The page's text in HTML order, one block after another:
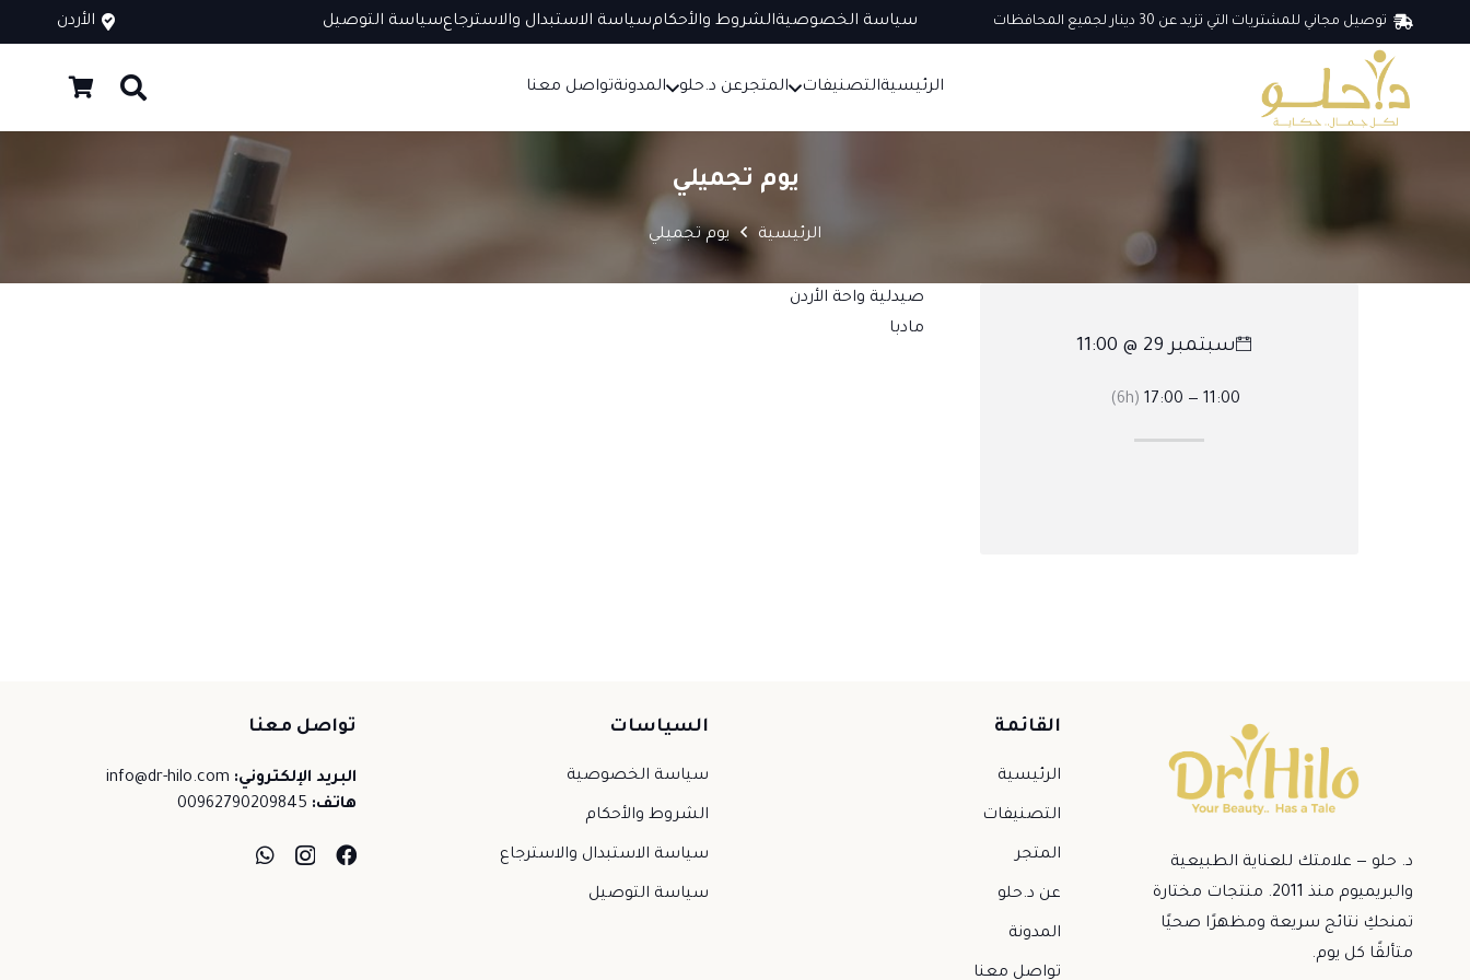
توصيل مجاني للمشتريات التي تزيد عن 30 دينار لجميع المحافظات سياسة الخصوصيةالشروط والأحكامسياسة الاستبدال والاسترجاعسياسة التوصيل الأردن
الرئيسيةالتصنيفات المتجرعن د.حلو المدونةتواصل معنا
يوم تجميلي
الرئيسية يوم تجميلي
صيدلية واحة الأردن
مادبا
سبتمبر 29 @ 11:00
11:00 — 17:00
(6h)
د. حلو — علامتك للعناية الطبيعية
والبريميوم منذ 2011. منتجات مختارة
تمنحكِ نتائج سريعة ومظهرًا صحيًا
متألقًا كل يوم.
القائمة
الرئيسية
التصنيفات
المتجر
عن د.حلو
المدونة
تواصل معنا
السياسات
سياسة الخصوصية
الشروط والأحكام
سياسة الاستبدال والاسترجاع
سياسة التوصيل
تواصل معنا
البريد الإلكتروني: info@dr-hilo.com
هاتف: 00962790209845